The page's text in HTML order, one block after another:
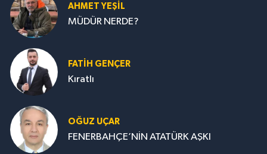
AHMET YEŞİL
MÜDÜR NERDE?
FATIH GENÇER
Kıratlı
OĞUZ UÇAR
FENERBAHÇE’NİN ATATÜRK AŞKI